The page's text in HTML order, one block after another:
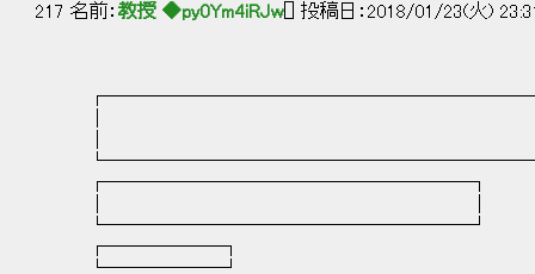
217 名前： 教授 ◆py0Ym4iRJw[] 投稿日：2018/01/23(火)
┌───────────────────┐
└───────────────────┘
┌──────┐
└──────┘